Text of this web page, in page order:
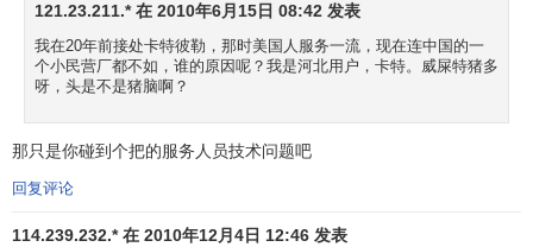
121.23.211.* 在 2010年6月15日 08:42 发表
我在20年前接处卡特彼勒，那时美国人服务一流，现在连中国的一
个小民营厂都不如，谁的原因呢？我是河北用户，卡特。威屎特猪多
呀，头是不是猪脑啊？
那只是你碰到个把的服务人员技术问题吧
回复评论
114.239.232.* 在 2010年12月4日 12:46 发表